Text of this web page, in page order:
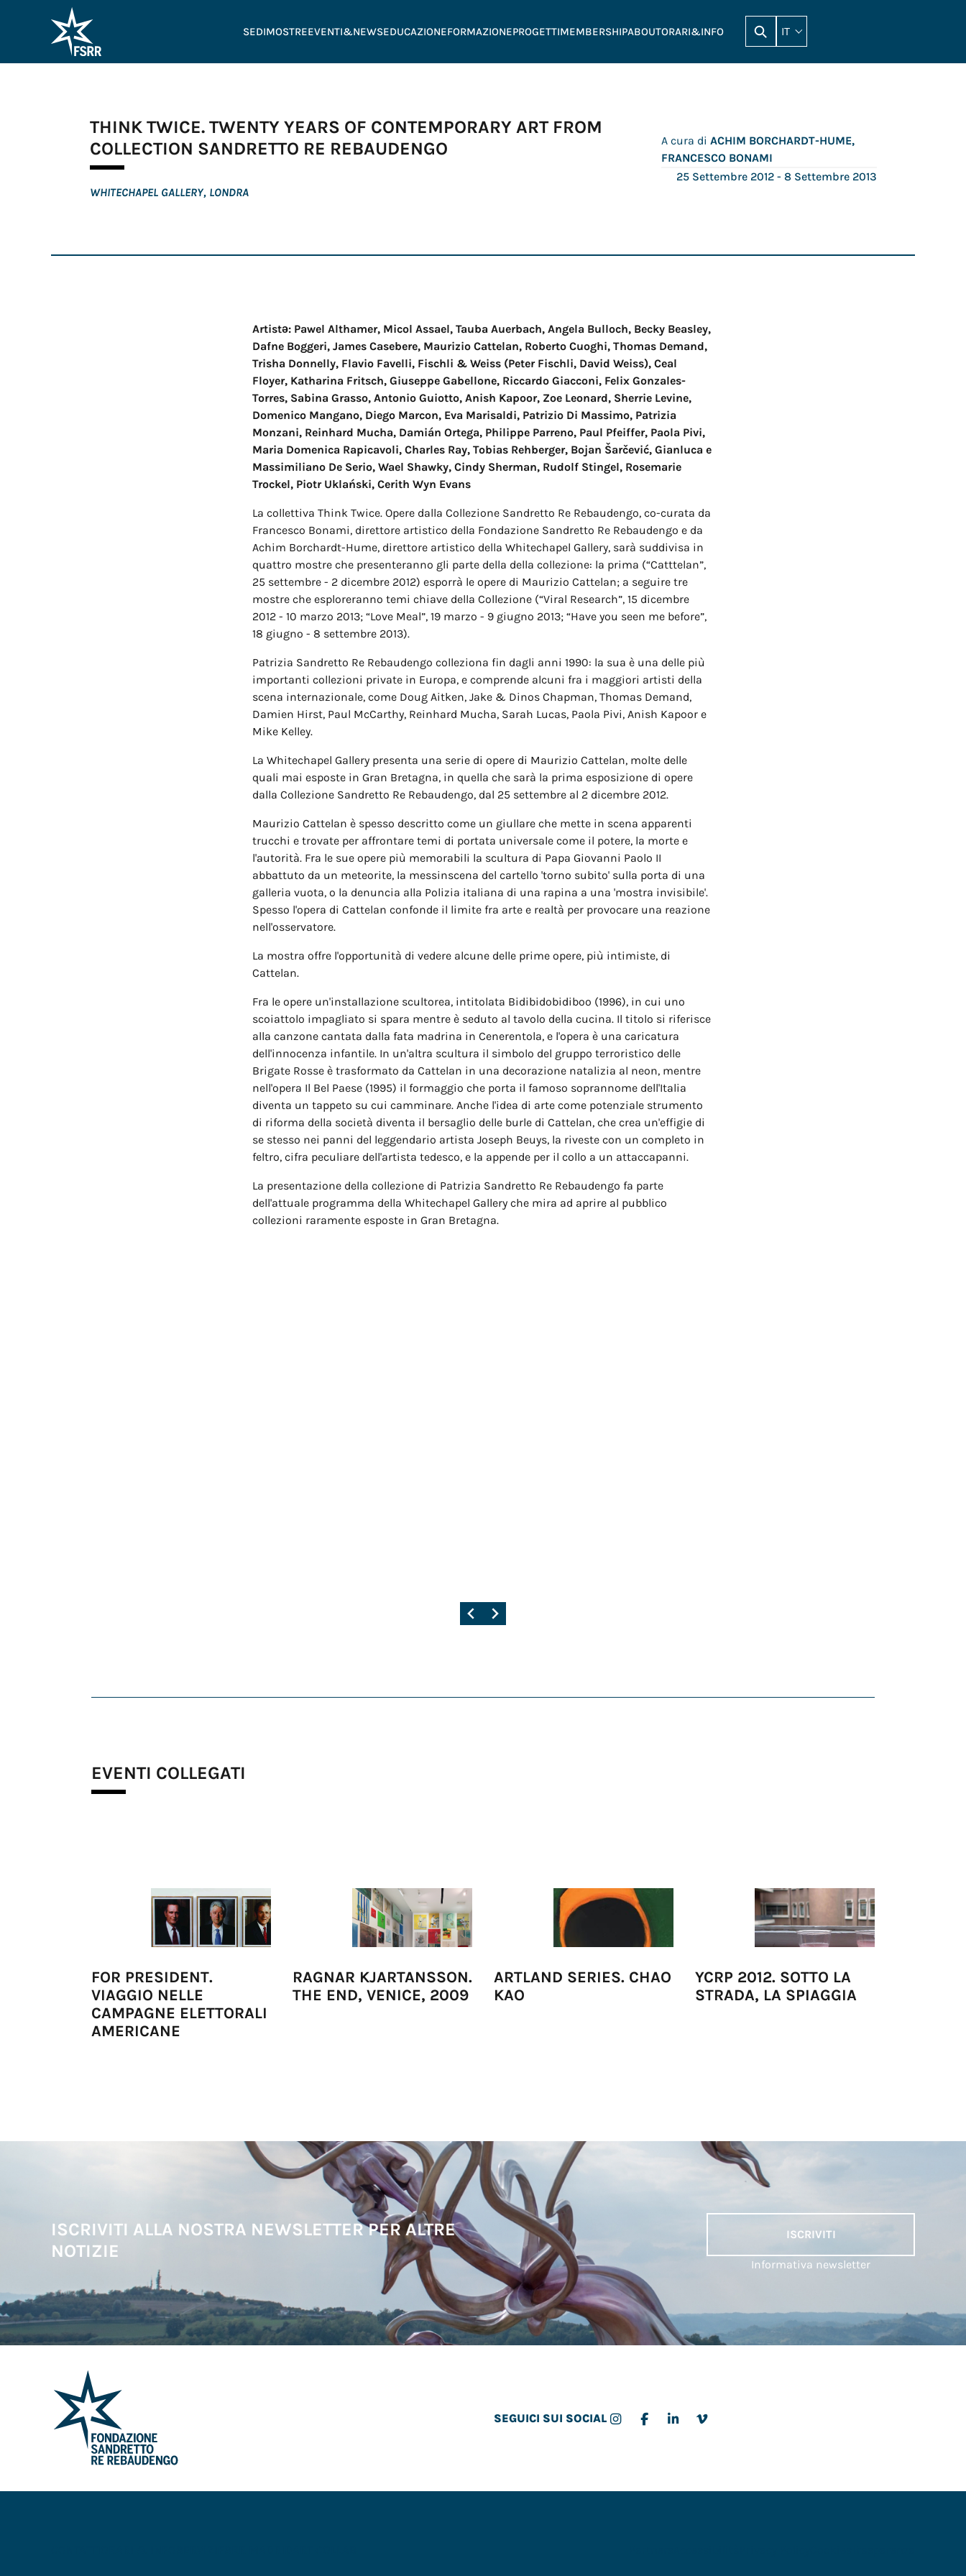
SEDIMOSTREEVENTI&NEWSEDUCAZIONEFORMAZIONEPROGETTIMEMBERSHIPABOUTORARI&INFO IT
THINK TWICE. TWENTY YEARS OF CONTEMPORARY ART FROM
COLLECTION SANDRETTO RE REBAUDENGO
WHITECHAPEL GALLERY, LONDRA
A cura di ACHIM BORCHARDT-HUME,
FRANCESCO BONAMI
25 Settembre 2012 - 8 Settembre 2013
Artistə: Pawel Althamer, Micol Assael, Tauba Auerbach, Angela Bulloch, Becky Beasley,
Dafne Boggeri, James Casebere, Maurizio Cattelan, Roberto Cuoghi, Thomas Demand,
Trisha Donnelly, Flavio Favelli, Fischli & Weiss (Peter Fischli, David Weiss), Ceal
Floyer, Katharina Fritsch, Giuseppe Gabellone, Riccardo Giacconi, Felix Gonzales-
Torres, Sabina Grasso, Antonio Guiotto, Anish Kapoor, Zoe Leonard, Sherrie Levine,
Domenico Mangano, Diego Marcon, Eva Marisaldi, Patrizio Di Massimo, Patrizia
Monzani, Reinhard Mucha, Damián Ortega, Philippe Parreno, Paul Pfeiffer, Paola Pivi,
Maria Domenica Rapicavoli, Charles Ray, Tobias Rehberger, Bojan Šarčević, Gianluca e
Massimiliano De Serio, Wael Shawky, Cindy Sherman, Rudolf Stingel, Rosemarie
Trockel, Piotr Uklański, Cerith Wyn Evans
La collettiva Think Twice. Opere dalla Collezione Sandretto Re Rebaudengo, co-curata da
Francesco Bonami, direttore artistico della Fondazione Sandretto Re Rebaudengo e da
Achim Borchardt-Hume, direttore artistico della Whitechapel Gallery, sarà suddivisa in
quattro mostre che presenteranno gli parte della della collezione: la prima (“Catttelan”,
25 settembre - 2 dicembre 2012) esporrà le opere di Maurizio Cattelan; a seguire tre
mostre che esploreranno temi chiave della Collezione (“Viral Research”, 15 dicembre
2012 - 10 marzo 2013; “Love Meal”, 19 marzo - 9 giugno 2013; “Have you seen me before”,
18 giugno - 8 settembre 2013).
Patrizia Sandretto Re Rebaudengo colleziona fin dagli anni 1990: la sua è una delle più
importanti collezioni private in Europa, e comprende alcuni fra i maggiori artisti della
scena internazionale, come Doug Aitken, Jake & Dinos Chapman, Thomas Demand,
Damien Hirst, Paul McCarthy, Reinhard Mucha, Sarah Lucas, Paola Pivi, Anish Kapoor e
Mike Kelley.
La Whitechapel Gallery presenta una serie di opere di Maurizio Cattelan, molte delle
quali mai esposte in Gran Bretagna, in quella che sarà la prima esposizione di opere
dalla Collezione Sandretto Re Rebaudengo, dal 25 settembre al 2 dicembre 2012.
Maurizio Cattelan è spesso descritto come un giullare che mette in scena apparenti
trucchi e trovate per affrontare temi di portata universale come il potere, la morte e
l'autorità. Fra le sue opere più memorabili la scultura di Papa Giovanni Paolo II
abbattuto da un meteorite, la messinscena del cartello 'torno subito' sulla porta di una
galleria vuota, o la denuncia alla Polizia italiana di una rapina a una 'mostra invisibile'.
Spesso l'opera di Cattelan confonde il limite fra arte e realtà per provocare una reazione
nell'osservatore.
La mostra offre l'opportunità di vedere alcune delle prime opere, più intimiste, di
Cattelan.
Fra le opere un'installazione scultorea, intitolata Bidibidobidiboo (1996), in cui uno
scoiattolo impagliato si spara mentre è seduto al tavolo della cucina. Il titolo si riferisce
alla canzone cantata dalla fata madrina in Cenerentola, e l'opera è una caricatura
dell'innocenza infantile. In un'altra scultura il simbolo del gruppo terroristico delle
Brigate Rosse è trasformato da Cattelan in una decorazione natalizia al neon, mentre
nell'opera Il Bel Paese (1995) il formaggio che porta il famoso soprannome dell'Italia
diventa un tappeto su cui camminare. Anche l'idea di arte come potenziale strumento
di riforma della società diventa il bersaglio delle burle di Cattelan, che crea un'effigie di
se stesso nei panni del leggendario artista Joseph Beuys, la riveste con un completo in
feltro, cifra peculiare dell'artista tedesco, e la appende per il collo a un attaccapanni.
La presentazione della collezione di Patrizia Sandretto Re Rebaudengo fa parte
dell'attuale programma della Whitechapel Gallery che mira ad aprire al pubblico
collezioni raramente esposte in Gran Bretagna.
EVENTI COLLEGATI
FOR PRESIDENT.
VIAGGIO NELLE
CAMPAGNE ELETTORALI
AMERICANE
RAGNAR KJARTANSSON.
THE END, VENICE, 2009
ARTLAND SERIES. CHAO
KAO
YCRP 2012. SOTTO LA
STRADA, LA SPIAGGIA
ISCRIVITI ALLA NOSTRA NEWSLETTER PER ALTRE
NOTIZIE
ISCRIVITI
Informativa newsletter
SEGUICI SUI SOCIAL